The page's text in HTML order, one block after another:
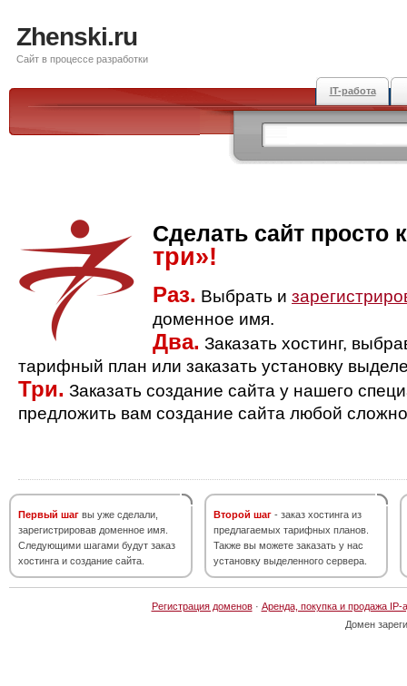
Zhenski.ru
Сайт в процессе разработки
IT-работа
Сделать сайт просто
три»!
Раз. Выбрать и
доменное имя.
Два. Заказать хостинг,
тарифный план или заказать установку
Три. Заказать создание сайта у нашего
предложить вам создание сайта любой
Первый шаг вы уже сделали,
зарегистрировав доменное имя.
Следующими шагами будут заказ
хостинга и создание сайта.
Второй шаг - заказ хостинга из
предлагаемых тарифных планов.
Также вы можете заказать у нас
установку выделенного сервера.
Регистрация доменов· Аренда, покупка и продажа IP-
Домен